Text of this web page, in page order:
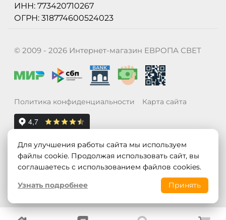
ИНН: 773420710267
ОГРН: 318774600524023
© 2009 - 2026 Интернет-магазин ЕВРОПА СВЕТ
Политика конфиденциальности Карта сайта
Для улучшения работы сайта мы используем
файлы cookie. Продолжая использовать сайт, вы
соглашаетесь с использованием файлов cookies.
Узнать подробнее
Принять